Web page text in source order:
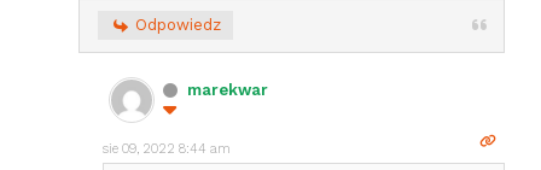
Odpowiedz
marekwar
sie 09, 2022 8:44 am